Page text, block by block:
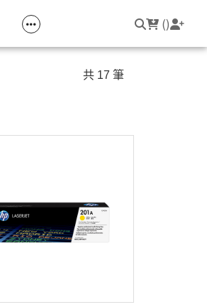
電腦包
筆電支架
()
共 17 筆